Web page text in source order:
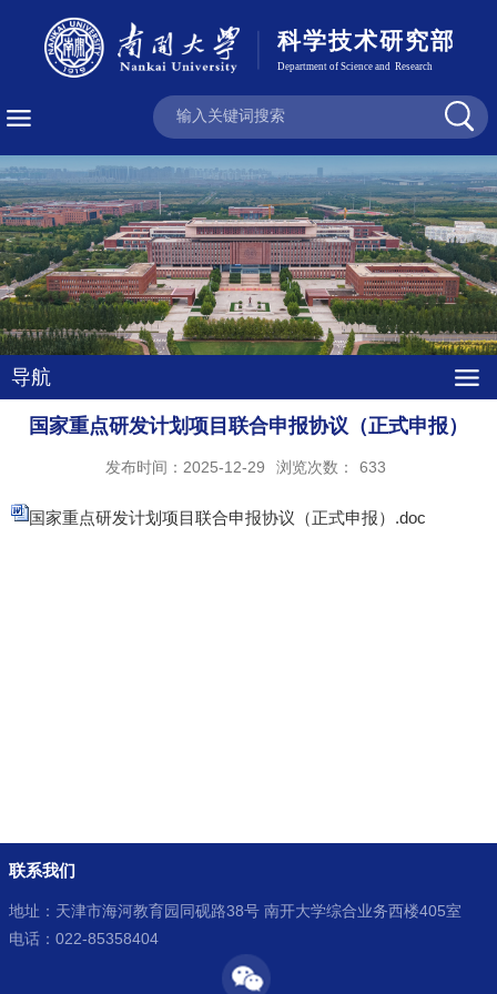
导航
国家重点研发计划项目联合申报协议（正式申报）
发布时间：2025-12-29 浏览次数： 633
国家重点研发计划项目联合申报协议（正式申报）.doc
联系我们
地址：天津市海河教育园同砚路38号 南开大学综合业务西楼405室
电话：022-85358404